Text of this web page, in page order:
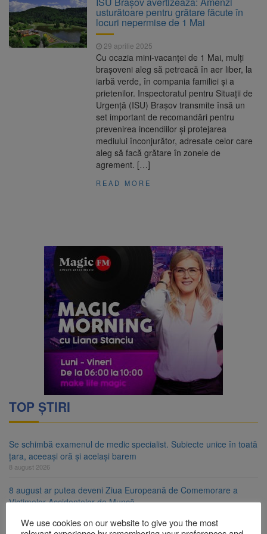
Nivelul Dunării a început să crească
8 august 2026
Asociația Română pentru
Iluminat cere reducerea luminii pe timpul
nopții, nu oprirea iluminatului public
Trafic blocat pe DN1E Brașov
– Poiana Brașov după un accident. Două
persoane primesc îngrijiri medicale
Se schimbă examenul de
medic specialist. Subiecte unice în toată țara,
aceeași oră și același barem
usturătoare pentru grătare făcute în
locuri nepermise de 1 Mai
29 aprilie 2025
Cu ocazia mini-vacanței de 1 Mai, mulți
brașoveni aleg să petreacă în aer liber, la
iarbă verde, în compania familiei și a
prietenilor. Inspectoratul pentru Situații de
Urgență (ISU) Brașov transmite însă un
set important de recomandări pentru
prevenirea incendiilor și protejarea
mediului înconjurător, adresate celor care
aleg să facă grătare în zonele de
agrement. […]
READ MORE
TOP ȘTIRI
Se schimbă examenul de medic specialist. Subiecte unice în toată
țara, aceeași oră și același barem
8 august 2026
8 august ar putea deveni Ziua Europeană de Comemorare a
Victimelor Accidentelor de Muncă
We use cookies on our website to give you the most